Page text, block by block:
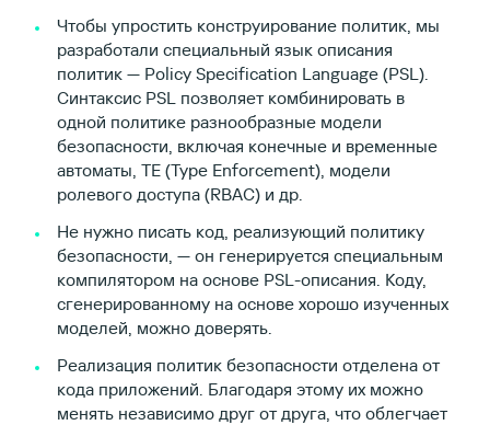
Чтобы упростить конструирование политик, мы
разработали специальный язык описания
политик — Policy Specification Language (PSL).
Синтаксис PSL позволяет комбинировать в
одной политике разнообразные модели
безопасности, включая конечные и временные
автоматы, TE (Type Enforcement), модели
ролевого доступа (RBAC) и др.
Не нужно писать код, реализующий политику
безопасности, — он генерируется специальным
компилятором на основе PSL-описания. Коду,
сгенерированному на основе хорошо изученных
моделей, можно доверять.
Реализация политик безопасности отделена от
кода приложений. Благодаря этому их можно
менять независимо друг от друга, что облегчает